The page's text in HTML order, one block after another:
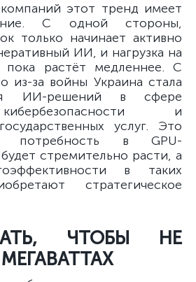
этот тренд имеет
С одной стороны,
только начинает активно
ИИ, и нагрузка на
растёт медленнее. С
из-за войны Украина стала
ИИ-решений в сфере
и
услуг. Это
потребность в GPU-
стремительно расти, а
в таких
стратегическое
ЧТОБЫ НЕ